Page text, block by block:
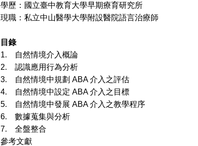
學歷：國立臺中教育大學早期療育研究所
現職：私立中山醫學大學附設醫院語言治療師
目錄
1. 自然情境介入概論
2. 認識應用行為分析
3. 自然情境中規劃 ABA 介入之評估
4. 自然情境中設定 ABA 介入之目標
5. 自然情境中發展 ABA 介入之教學程序
6. 數據蒐集與分析
7. 全盤整合
參考文獻